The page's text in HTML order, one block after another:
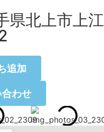
県北上市上江
追加
わせ